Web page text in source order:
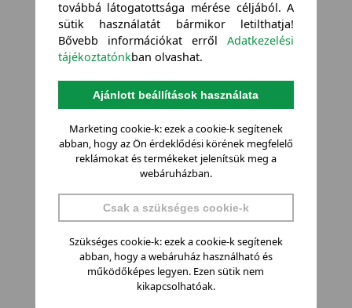
továbbá látogatottsága mérése céljából. A
sütik használatát bármikor letilthatja!
Bővebb információkat errőlAdatkezelési
tájékoztatónkban olvashat.
Ajánlott beállítások használata
Marketing cookie-k: ezek a cookie-k segítenek
abban, hogy az Ön érdeklődési körének megfelelő
reklámokat és termékeket jelenítsük meg a
webáruházban.
Csak a szükséges cookie-k
Szükséges cookie-k: ezek a cookie-k segítenek
abban, hogy a webáruház használható és
működőképes legyen. Ezen sütik nem
kikapcsolhatóak.